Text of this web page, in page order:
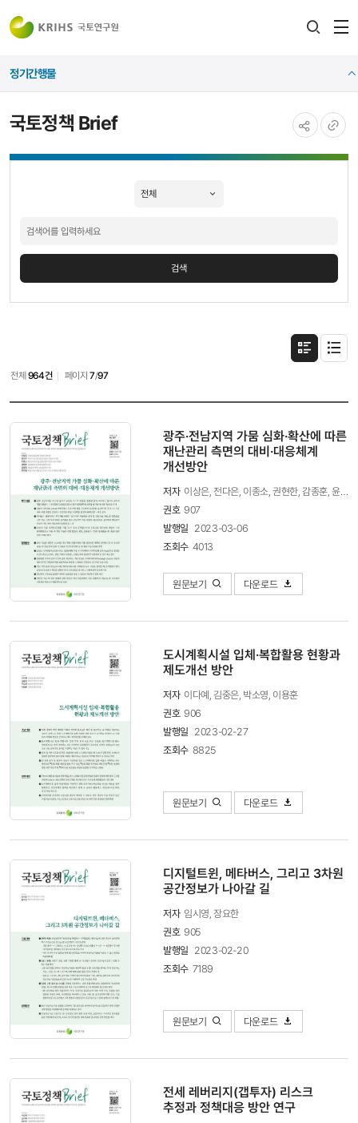
국토정책 Brief
정기간행물
검색
목록
보기
목록
보기
전체 964건 페이지7/97
광주·전남지역 가뭄 심화·확산에 따른
재난관리 측면의 대비·대응체계
개선방안
저자 이상은, 전다은, 이종소, 권현한, 감종훈, 윤현철
권호 907
발행일 2023-03-06
조회수 4013
원문보기 다운로드
도시계획시설 입체·복합활용 현황과
제도개선 방안
저자 이다예, 김중은, 박소영, 이용훈
권호 906
발행일 2023-02-27
조회수 8825
원문보기 다운로드
디지털트윈, 메타버스, 그리고 3차원
공간정보가 나아갈 길
저자 임시영, 장요한
권호 905
발행일 2023-02-20
조회수 7189
원문보기 다운로드
전세 레버리지(갭투자) 리스크
추정과 정책대응 방안 연구